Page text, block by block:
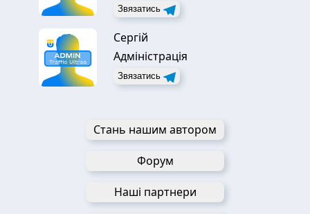
Звязатись
Сергій
Адміністрація
Звязатись
Стань нашим автором
Форум
Наші партнери